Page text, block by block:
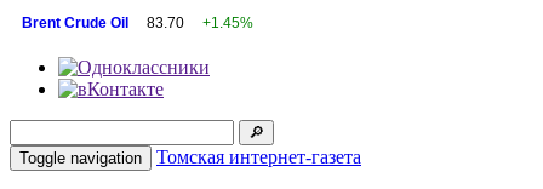
Brent Crude Oil 83.70 +1.45%
Toggle navigation Томская интернет-газета